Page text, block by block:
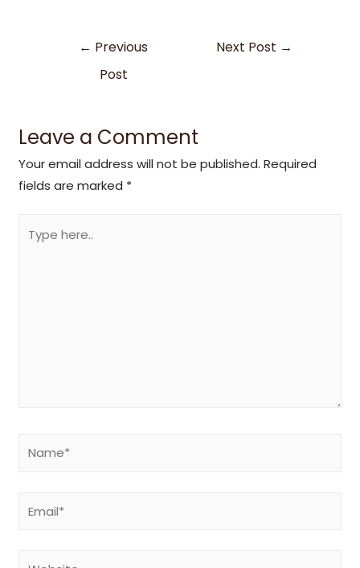
← Previous
Post
Next Post →
Leave a Comment
Your email address will not be published. Required
fields are marked *